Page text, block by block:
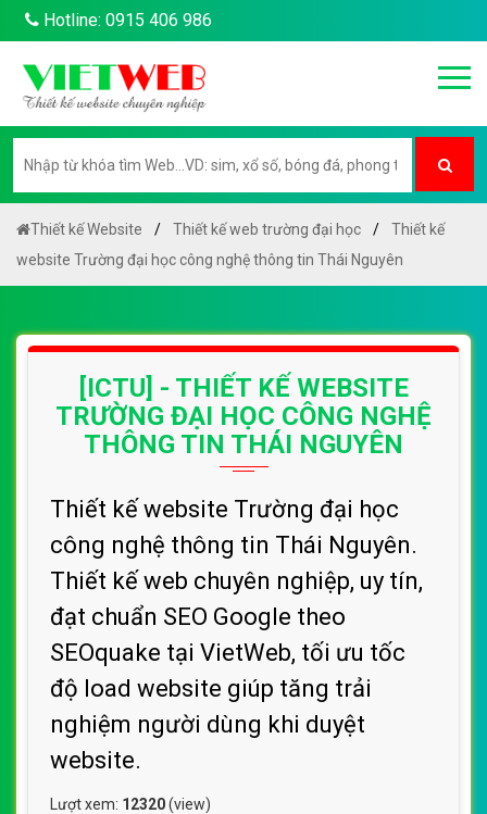
Hotline: 0915 406 986
Thiết kế Website Thiết kế web trường đại học
Thiết kế
website Trường đại học công nghệ thông tin Thái Nguyên
[ICTU] - THIẾT KẾ WEBSITE
TRƯỜNG ĐẠI HỌC CÔNG NGHỆ
THÔNG TIN THÁI NGUYÊN
Thiết kế website Trường đại học
công nghệ thông tin Thái Nguyên.
Thiết kế web chuyên nghiệp, uy tín,
đạt chuẩn SEO Google theo
SEOquake tại VietWeb, tối ưu tốc
độ load website giúp tăng trải
nghiệm người dùng khi duyệt
website.
Lượt xem: 12320(view)